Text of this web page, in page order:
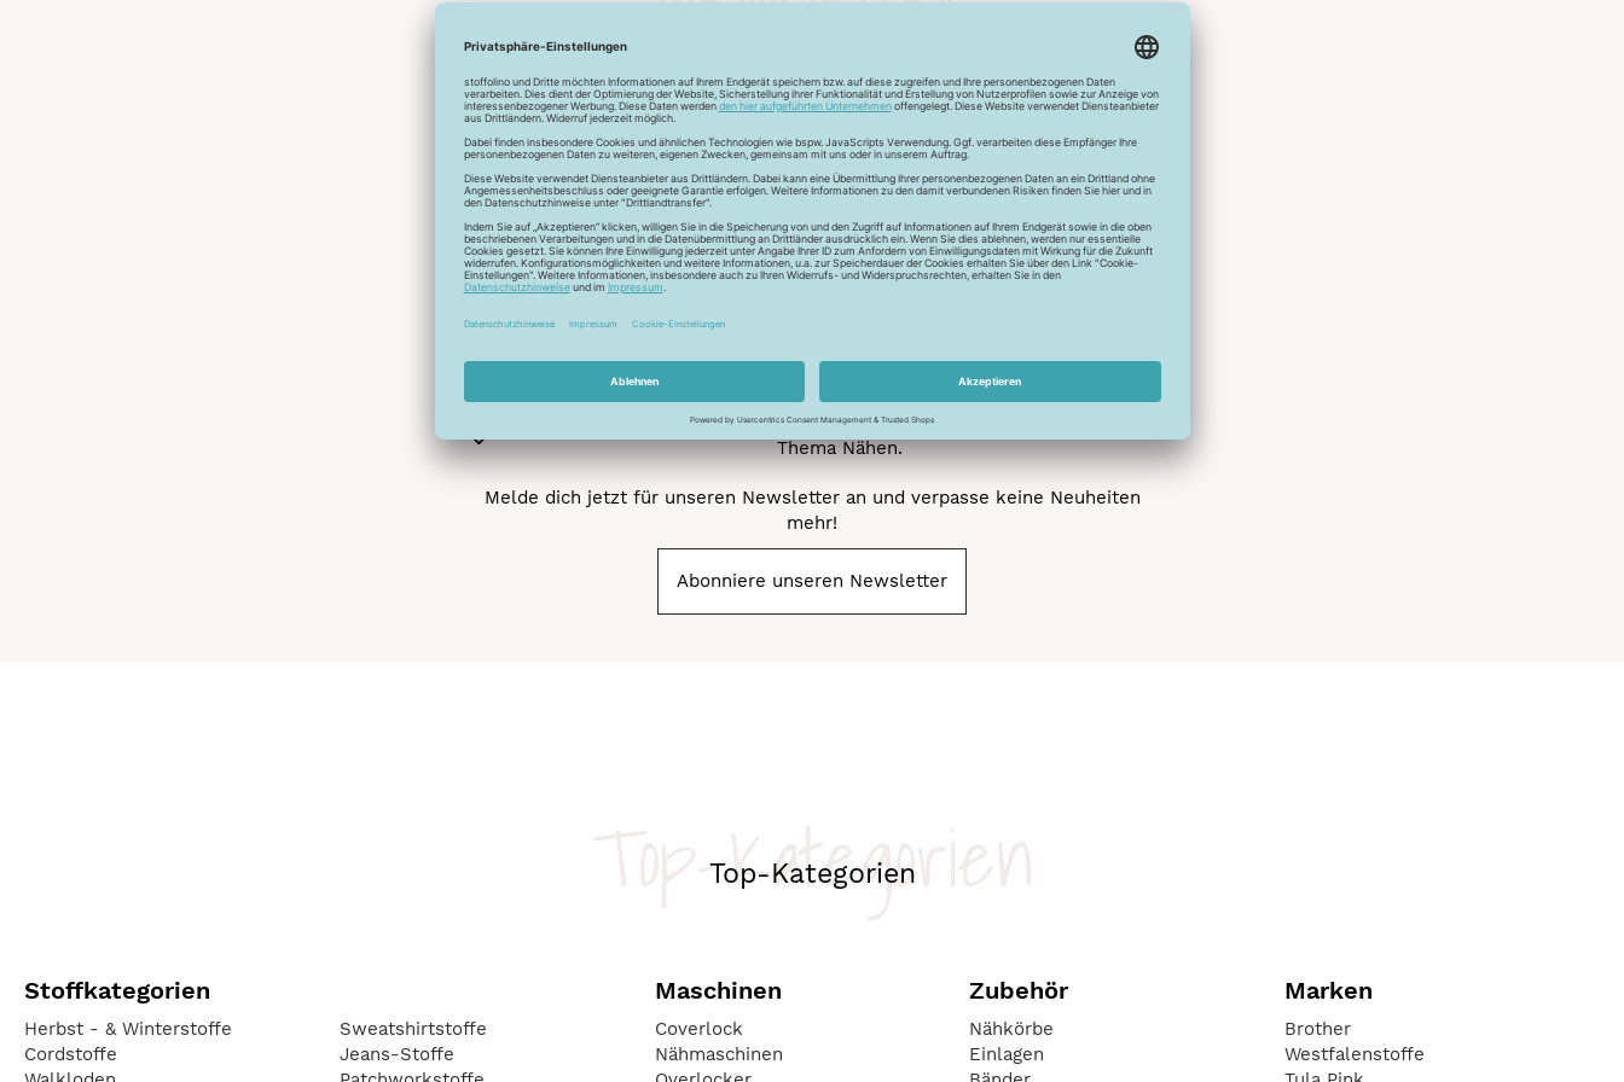
Abonniere jetzt unseren exklusiven Newsletter und profitiere von zahlreichen
Aktionen und Rabatte: Als Newsletter Abonnent erfährst du als erstes
von unseren Aktionen und Rabatten!
Neue Stoffe entdecken: Wir informieren dich regelmäßig über die
neuesten Stofftrends der Saison. Plane mit uns deine neuen
Nähprojekte.
Inspiration: Lass dich von unseren kreativen Ideen und Nähbeispielen
inspirieren! Wir teilen mit dir unsere DIY-Ideen und verraten dir die
Veranstaltungen: Kein Event ohne dich! Denn du erfährst vor allen
anderen von unseren geplanten Events.
Gewinnspiele: Sichere dir deine Chance auf tolle Preise rund um das
Thema Nähen.
Melde dich jetzt für unseren Newsletter an und verpasse keine Neuheiten
mehr!
Abonniere unseren Newsletter
Top-Kategorien
Top-Kategorien
Stoffkategorien
Herbst - & Winterstoffe
Cordstoffe
Sweatshirtstoffe
Jeans-Stoffe
Maschinen
Coverlock
Nähmaschinen
Zubehör
Nähkörbe
Einlagen
Marken
Brother
Westfalenstoffe